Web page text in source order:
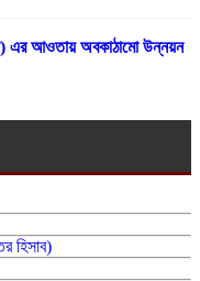
এর আওতায় অবকাঠামো উন্নয়ন
হিসাব)